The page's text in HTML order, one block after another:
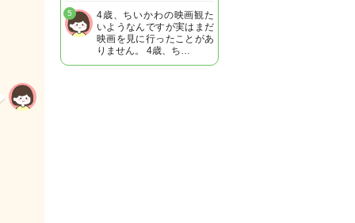
4歳、ちいかわの映画観た
いようなんですが実はまだ
映画を見に行ったことがあ
りません。 4歳、ち…
5